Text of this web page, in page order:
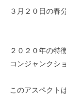
３月２０日の春
２０２０年の特
コンジャンクシ
このアスペクト